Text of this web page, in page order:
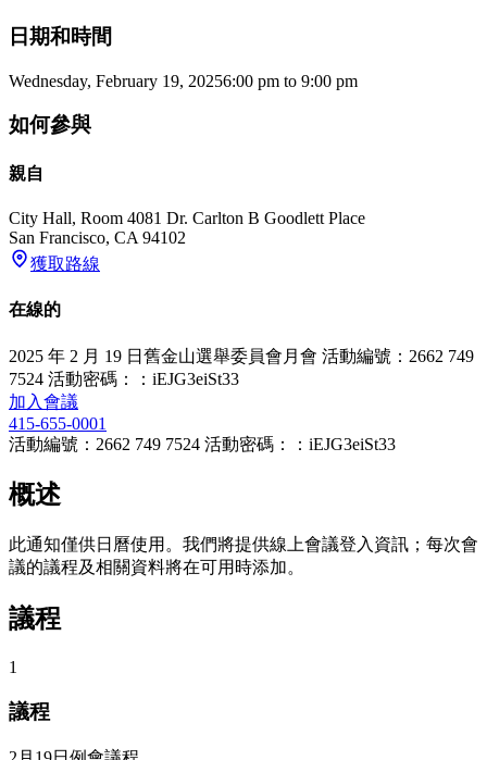
日期和時間
Wednesday, February 19, 20256:00 pm to 9:00 pm
如何參與
親自
City Hall, Room 4081 Dr. Carlton B Goodlett Place
San Francisco, CA 94102
獲取路線
在線的
2025 年 2 月 19 日舊金山選舉委員會月會 活動編號：2662 749
7524 活動密碼：：iEJG3eiSt33
加入會議
415-655-0001
活動編號：2662 749 7524 活動密碼：：iEJG3eiSt33
概述
此通知僅供日曆使用。我們將提供線上會議登入資訊；每次會
議的議程及相關資料將在可用時添加。
議程
1
議程